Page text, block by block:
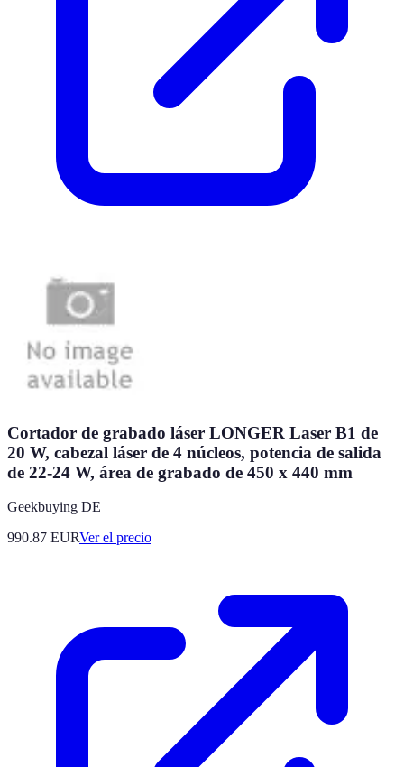
Cortador de grabado láser LONGER Laser B1 de
20 W, cabezal láser de 4 núcleos, potencia de salida
de 22-24 W, área de grabado de 450 x 440 mm
Geekbuying DE
990.87 EURVer el precio